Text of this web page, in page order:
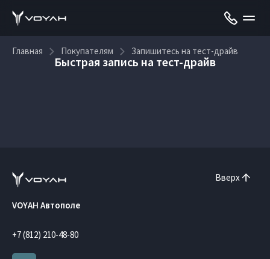
Главная Покупателям Запишитесь на тест-драйв
Быстрая запись на тест-драйв
Вверх
VOYAH Автополе
+7 (812) 210-48-80